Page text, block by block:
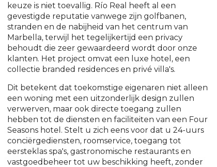
keuze is niet toevallig. Río Real heeft al een
gevestigde reputatie vanwege zijn golfbanen,
stranden en de nabijheid van het centrum van
Marbella, terwijl het tegelijkertijd een privacy
behoudt die zeer gewaardeerd wordt door onze
klanten. Het project omvat een luxe hotel, een
collectie branded residences en privé villa's.
Dit betekent dat toekomstige eigenaren niet alleen
een woning met een uitzonderlijk design zullen
verwerven, maar ook directe toegang zullen
hebben tot de diensten en faciliteiten van een Four
Seasons hotel. Stelt u zich eens voor dat u 24-uurs
conciërgediensten, roomservice, toegang tot
eersteklas spa's, gastronomische restaurants en
vastgoedbeheer tot uw beschikking heeft, zonder